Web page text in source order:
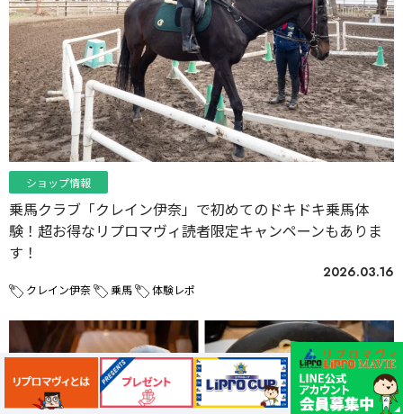
ショップ情報
乗馬クラブ「クレイン伊奈」で初めてのドキドキ乗馬体
験！超お得なリプロマヴィ読者限定キャンペーンもありま
す！
2026.03.16
クレイン伊奈 乗馬 体験レポ